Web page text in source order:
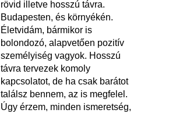
rövid illetve hosszú távra.
Budapesten, és környékén.
Életvidám, bármikor is
bolondozó, alapvetően pozitív
személyiség vagyok. Hosszú
távra tervezek komoly
kapcsolatot, de ha csak barátot
találsz bennem, az is megfelel.
Úgy érzem, minden ismeretség,